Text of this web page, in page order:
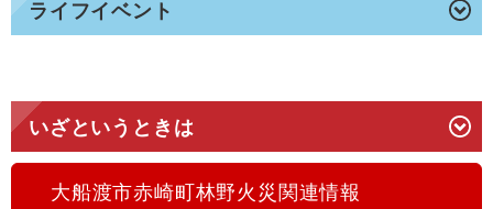
ライフイベント
いざというときは
大船渡市赤崎町林野火災関連情報